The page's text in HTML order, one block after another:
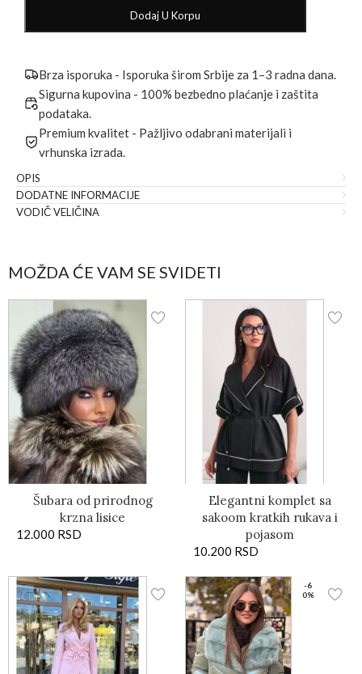
Dodaj U Korpu
Brza isporuka - Isporuka širom Srbije za 1–3 radna dana.
Sigurna kupovina - 100% bezbedno plaćanje i zaštita
podataka.
Premium kvalitet - Pažljivo odabrani materijali i
vrhunska izrada.
OPIS
DODATNE INFORMACIJE
VODIČ VELIČINA
MOŽDA ĆE VAM SE SVIDETI
Šubara od prirodnog
krzna lisice
12.000 RSD
Elegantni komplet sa
sakoom kratkih rukava i
pojasom
10.200 RSD
-6
0%